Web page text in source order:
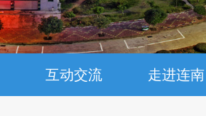
互动交流 走进连南